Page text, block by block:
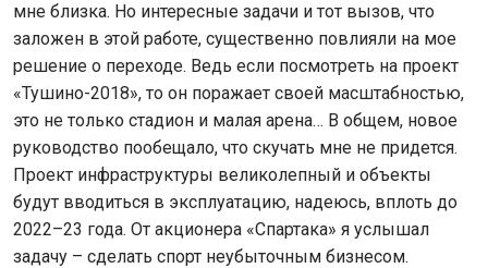
мне близка. Но интересные задачи и тот вызов, что
заложен в этой работе, существенно повлияли на мое
решение о переходе. Ведь если посмотреть на проект
«Тушино-2018», то он поражает своей масштабностью,
это не только стадион и малая арена… В общем, новое
руководство пообещало, что скучать мне не придется.
Проект инфраструктуры великолепный и объекты
будут вводиться в эксплуатацию, надеюсь, вплоть до
2022–23 года. От акционера «Спартака» я услышал
задачу – сделать спорт неубыточным бизнесом.